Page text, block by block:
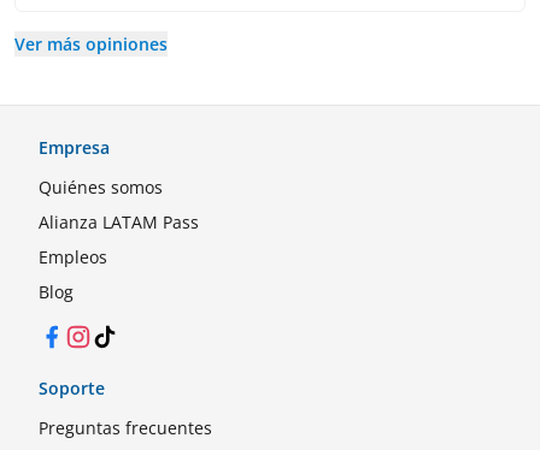
Ver más opiniones
Empresa
Quiénes somos
Alianza LATAM Pass
Empleos
Blog
Facebook
Instagram
TikTok
Soporte
Preguntas frecuentes